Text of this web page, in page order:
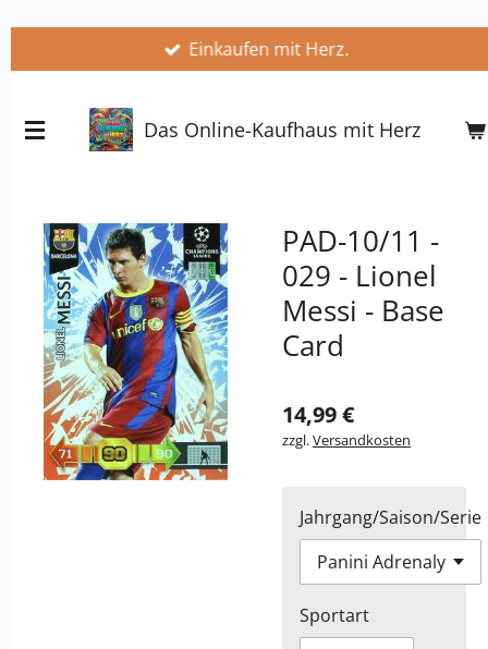
springen
Einkaufen mit Herz.
Das Online-Kaufhaus mit Herz
PAD-10/11 -
029 - Lionel
Messi - Base
Card
14,99 €
zzgl.Versandkosten
Jahrgang/Saison/Serie
Sportart